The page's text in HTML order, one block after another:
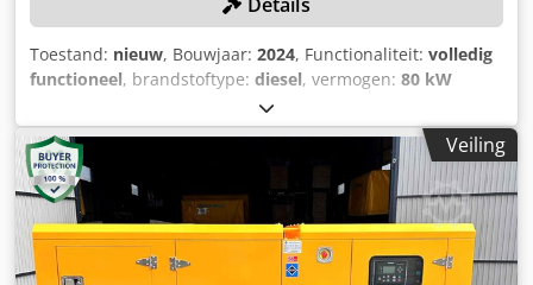
Toestand: nieuw, Bouwjaar: 2024, Functionaliteit: volledig
functioneel, brandstoftype: diesel, vermogen: 80 kW
2.900 mm
mm, totale hoogte:1.600 mm, toerental (max.):1.500 rpm,
Geen minimum prijs – gegarandeerde verkoop tegen het
hoogste bod! Dieselgenerator, NIEUW! TECHNISCHE
GEGEVENS Aggregaat Model: HPYU04080 Nominaal
vermogen: 80 kW / 100 kVA Installatiehoogte: ≤ 1.000 m
Spanning: 400 V Stroom: 144,34 A Frequentie: 50 Hz
Toerental: 1.500 tpm Geluidsniveau LP7m: ≤ 68 dB
Veiling